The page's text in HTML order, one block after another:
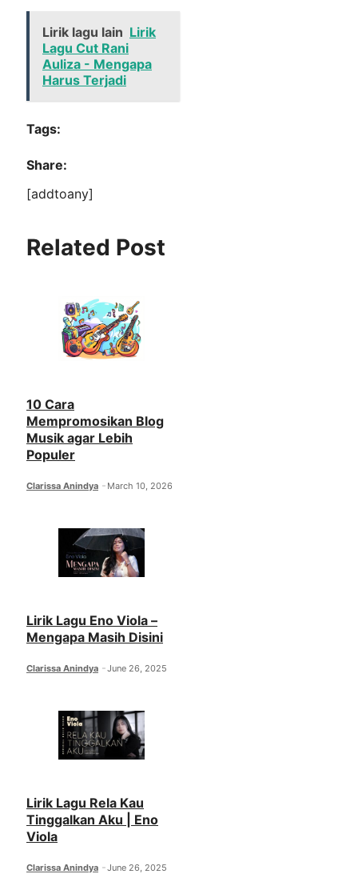
Lirik lagu lain Lirik
Lagu Cut Rani
Auliza - Mengapa
Harus Terjadi
Tags:
Share:
[addtoany]
Related Post
10 Cara
Mempromosikan Blog
Musik agar Lebih
Populer
Clarissa Anindya March 10, 2026
Lirik Lagu Eno Viola –
Mengapa Masih Disini
Clarissa Anindya June 26, 2025
Lirik Lagu Rela Kau
Tinggalkan Aku | Eno
Viola
Clarissa Anindya June 26, 2025